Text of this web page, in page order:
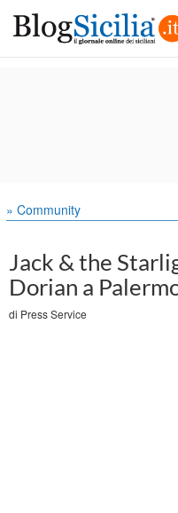
» Community
Jack & the
Dorian a
di Press Service